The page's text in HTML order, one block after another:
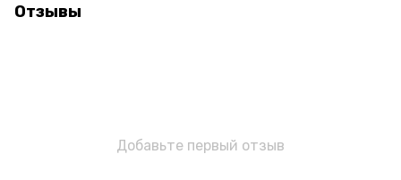
Отзывы
Добавьте первый отзыв